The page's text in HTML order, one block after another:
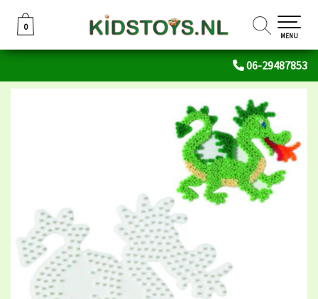
06-29487853
0
0
MENU